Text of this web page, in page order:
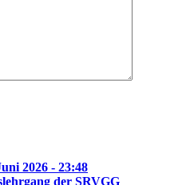
2026 - 23:48
der SRVGG